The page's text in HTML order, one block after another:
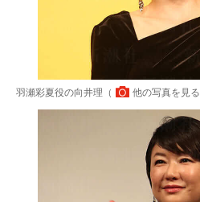
羽瀬彩夏役の向井理（ 他の写真を見る